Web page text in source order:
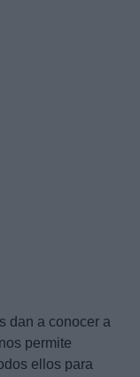
dan a conocer a
permite
ellos para